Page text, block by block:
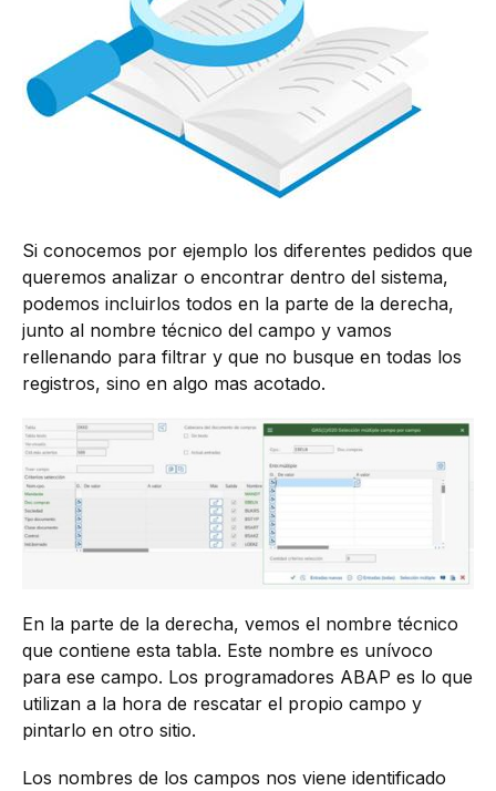
Si conocemos por ejemplo los diferentes pedidos que
queremos analizar o encontrar dentro del sistema,
podemos incluirlos todos en la parte de la derecha,
junto al nombre técnico del campo y vamos
rellenando para filtrar y que no busque en todas los
registros, sino en algo mas acotado.
En la parte de la derecha, vemos el nombre técnico
que contiene esta tabla. Este nombre es unívoco
para ese campo. Los programadores ABAP es lo que
utilizan a la hora de rescatar el propio campo y
pintarlo en otro sitio.
Los nombres de los campos nos viene identificado